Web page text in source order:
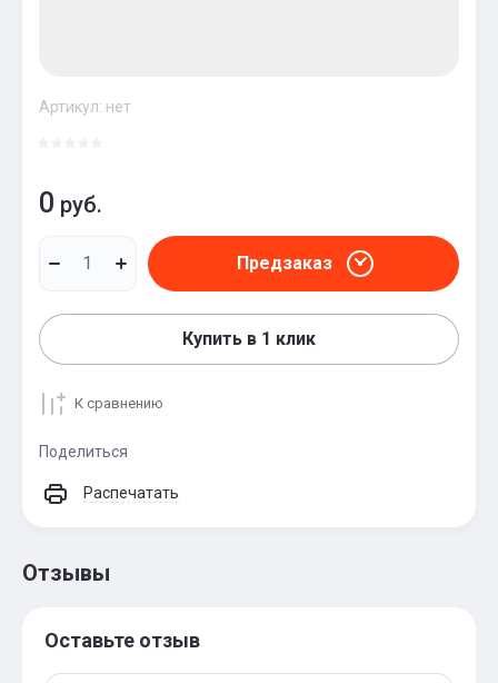
Артикул: нет
0 руб.
Предзаказ
Купить в 1 клик
К сравнению
Поделиться
Распечатать
Отзывы
Оставьте отзыв